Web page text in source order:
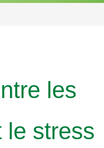
les
le stress